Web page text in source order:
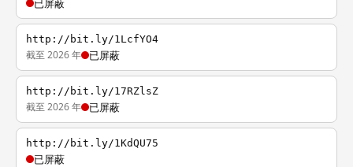
已屏蔽
http://bit.ly/1LcfYO4
截至 2026 年 已屏蔽
http://bit.ly/17RZlsZ
截至 2026 年 已屏蔽
http://bit.ly/1KdQU75
已屏蔽